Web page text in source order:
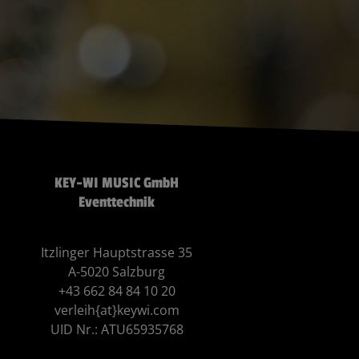
KEY-WI MUSIC GmbH
Eventtechnik
Itzlinger Hauptstrasse 35
A-5020 Salzburg
+43 662 84 84 10 20
verleih{at}keywi.com
UID Nr.: ATU65935768